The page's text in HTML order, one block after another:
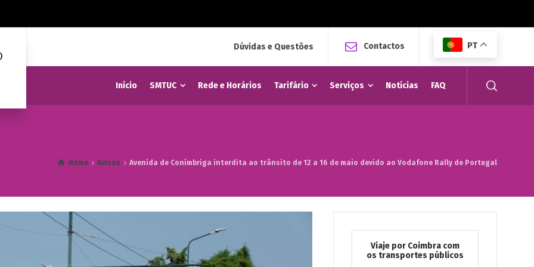
Dúvidas e Questões Contactos PT
Início SMTUC Rede e Horários Tarifário Serviços Notícias FAQ
Home Avisos Avenida de Conímbriga interdita ao trânsito de 12 a 16 de maio devido ao Vodafone Rally de Portugal
Viaje por Coimbra com
os transportes públicos